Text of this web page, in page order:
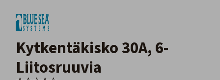
Kytkentäkisko 30A, 6-
Liitosruuvia